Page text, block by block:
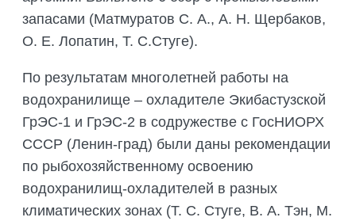
запасами (Матмуратов С. А., А. Н. Щербаков,
О. Е. Лопатин, Т. С.Стуге).
По результатам многолетней работы на
водохранилище – охладителе Экибастузской
ГрЭС-1 и ГрЭС-2 в содружестве с ГосНИОРХ
СССР (Ленин-град) были даны рекомендации
по рыбохозяйственному освоению
водохранилищ-охладителей в разных
климатических зонах (Т. С. Стуге, В. А. Тэн, М.